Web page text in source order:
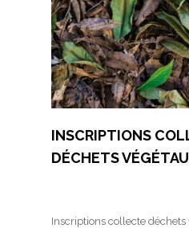
INSCRIPTIONS
DÉCHETS
Inscriptions collecte